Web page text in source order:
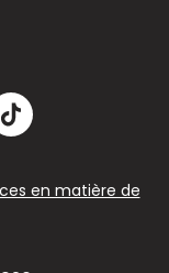
en matière de